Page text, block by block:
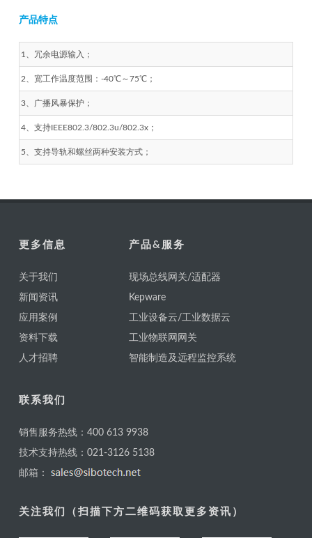
产品特点
1、冗余电源输入；
2、宽工作温度范围：-40℃～75℃；
3、广播风暴保护；
4、支持IEEE802.3/802.3u/802.3x；
5、支持导轨和螺丝两种安装方式；
更多信息
关于我们
新闻资讯
应用案例
资料下载
人才招聘
产品&服务
现场总线网关/适配器
Kepware
工业设备云/工业数据云
工业物联网网关
智能制造及远程监控系统
联系我们
销售服务热线：400 613 9938
技术支持热线：021-3126 5138
邮箱：
关注我们（扫描下方二维码获取更多资讯）